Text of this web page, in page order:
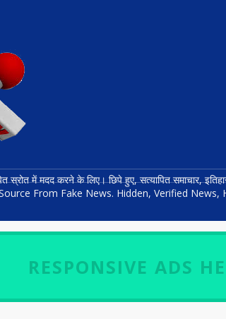
स्रोत में मदद करने के लिए। छिपे हुए, सत्यापित समाचार,
From Fake News. Hidden, Verified
RESPONSIVE ADS